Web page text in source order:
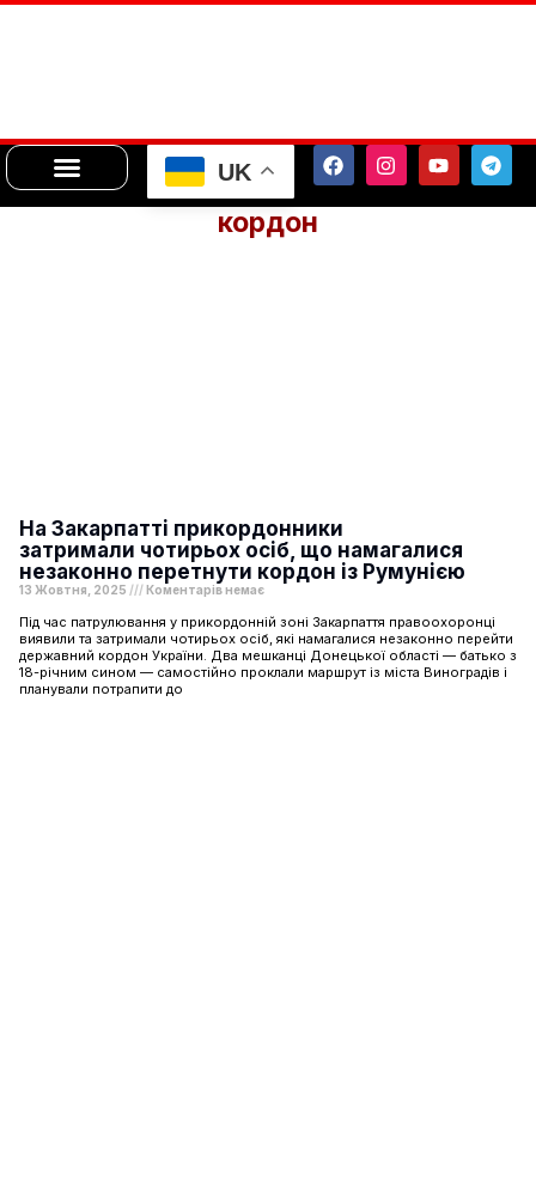
UK
кордон
На Закарпатті прикордонники
затримали чотирьох осіб, що намагалися
незаконно перетнути кордон із Румунією
13 Жовтня, 2025 Коментарів немає
Під час патрулювання у прикордонній зоні Закарпаття правоохоронці
виявили та затримали чотирьох осіб, які намагалися незаконно перейти
державний кордон України. Два мешканці Донецької області — батько з
18-річним сином — самостійно проклали маршрут із міста Виноградів і
планували потрапити до